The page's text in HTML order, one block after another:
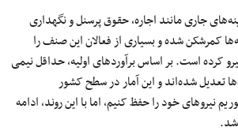
جاری مانند اجاره، حقوق پرسنل و نگهداری
کمرشکن شده و بسیاری از فعالان این صنف را
کرده است. بر اساس برآوردهای اولیه، حداقل نیمی
تعدیل شده‌اند و این آمار در سطح کشور
نیروهای خود را حفظ کنیم، اما با این روند، ادامه